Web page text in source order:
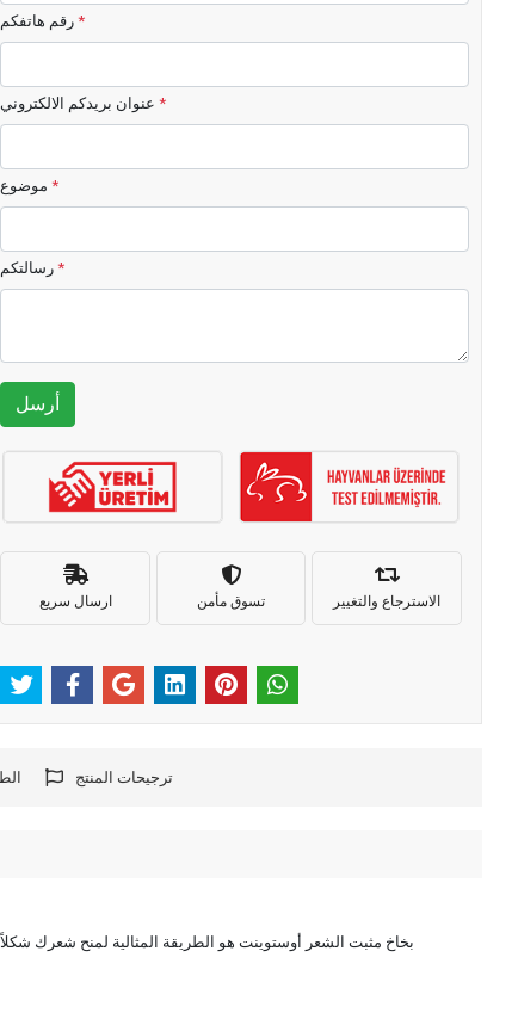
رقم هاتفكم*
عنوان بريدكم الالكتروني*
موضوع*
رسالتكم*
أرسل
ارسال سريع تسوق مأمن الاسترجاع والتغيير
ترجيحات المنتج
بخاخ مثبت الشعر أوستوينت هو الطريقة المثالية لمنح شعرك